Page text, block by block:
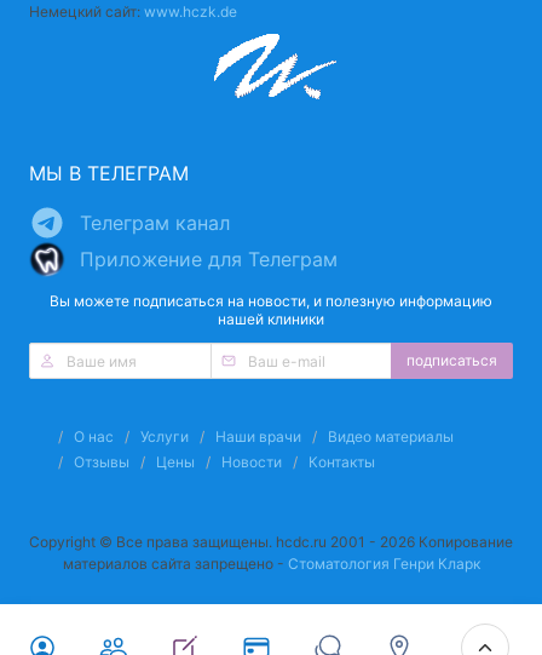
Немецкий сайт: www.hczk.de
МЫ В ТЕЛЕГРАМ
Телеграм канал
Приложение для Телеграм
Вы можете подписаться на новости, и полезную информацию
нашей клиники
подписаться
О нас Услуги Наши врачи
Видео материалы
Отзывы
Цены Новости Контакты
Copyright © Все права защищены. hcdc.ru 2001 - 2026 Копирование
материалов сайта запрещено - Стоматология Генри Кларк